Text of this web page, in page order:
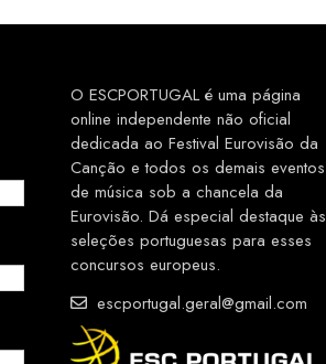
O ESCPORTUGAL é uma página
online independente não oficial
dedicada ao Festival Eurovisão da
Canção e todos os demais eventos
de música sob a chancela da
Eurovisão. Dá especial destaque às
seleções portuguesas para esses
concursos europeus.
escportugal.geral@gmail.com